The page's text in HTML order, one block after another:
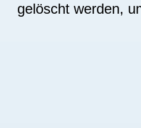
gelöscht werden,